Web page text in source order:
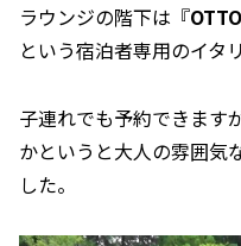
ラウンジの階下は『
という宿泊者専用のイタ
子連れでも予約できます
かというと大人の雰囲気
した。